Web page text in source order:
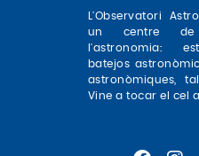
L'Observatori
un centre de
l'astronomia:
batejos
astronòmiques,
Vine a tocar el cel